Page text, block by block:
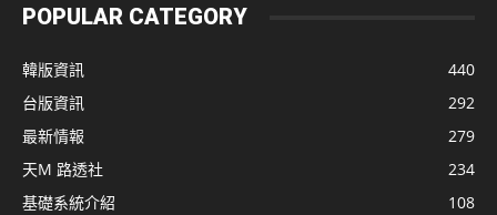
POPULAR CATEGORY
韓版資訊
440
台版資訊
292
最新情報
279
天M 路透社
234
基礎系統介紹
108